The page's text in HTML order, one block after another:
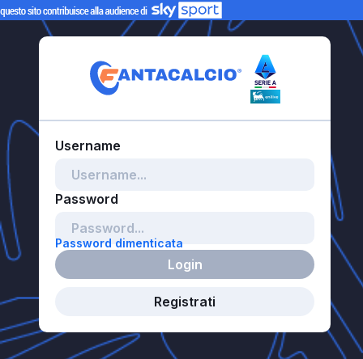
Password dimenticata
Login
Registrati